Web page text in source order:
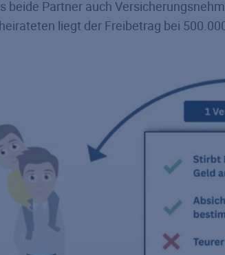
beide Partner auch
liegt der Freibetrag bei